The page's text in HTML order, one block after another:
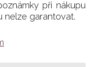
při nákupu
nelze garantovat.